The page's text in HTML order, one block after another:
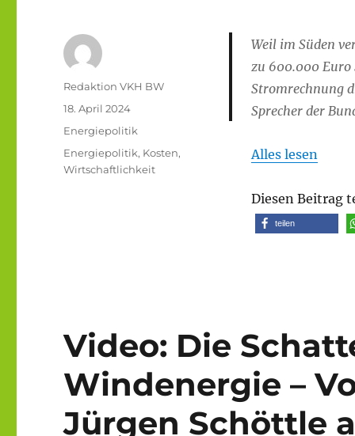
Weil im Süden
zu 600.000 Euro
Stromrechnung
Sprecher der
Alles lesen
Diesen Beitrag
teilen
Autor
Redaktion VKH BW
Veröffentlicht
18. April 2024
Kategorien
Energiepolitik
Schlagwörter
Energiepolitik, Kosten,
Wirtschaftlichkeit
Video: Die
Windenergie –
Jürgen Schöttle